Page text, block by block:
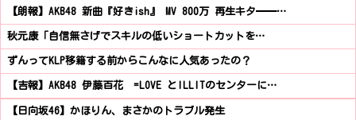
【朗報】AKB48 新曲『好きish』 MV 800万 再生キタ━━…
秋元康「自信無さげでスキルの低いショートカットを…
ずんってKLP移籍する前からこんなに人気あったの？
【吉報】AKB48 伊藤百花 =LOVE とILLITのセンターに…
【日向坂46】かほりん、まさかのトラブル発生